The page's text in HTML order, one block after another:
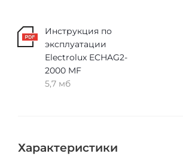
Инструкция по
эксплуатации
Electrolux ECHAG2-
2000 MF
5,7 мб
Характеристики